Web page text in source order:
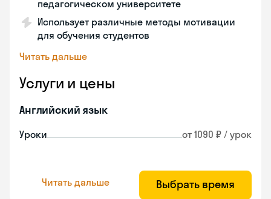
педагогическом университете
Использует различные методы мотивации
для обучения студентов
Читать дальше
Услуги и цены
Английский язык
Уроки от 1090 ₽ / урок
Читать дальше Выбрать время